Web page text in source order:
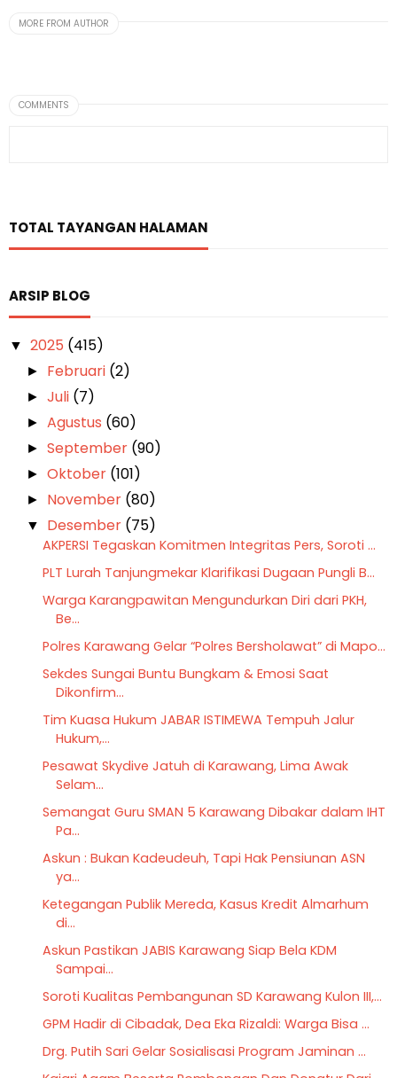
MORE FROM AUTHOR
COMMENTS
TOTAL TAYANGAN HALAMAN
ARSIP BLOG
▼ 2025 (415)
► Februari (2)
►Juli (7)
► Agustus (60)
►September (90)
►Oktober (101)
► November (80)
▼ Desember (75)
AKPERSI Tegaskan Komitmen Integritas Pers, Soroti ...
PLT Lurah Tanjungmekar Klarifikasi Dugaan Pungli B...
Warga Karangpawitan Mengundurkan Diri dari PKH,
Be...
Polres Karawang Gelar “Polres Bersholawat” di Mapo...
Sekdes Sungai Buntu Bungkam & Emosi Saat
Dikonfirm...
Tim Kuasa Hukum JABAR ISTIMEWA Tempuh Jalur
Hukum,...
Pesawat Skydive Jatuh di Karawang, Lima Awak
Selam...
Semangat Guru SMAN 5 Karawang Dibakar dalam IHT
Pa...
Askun : Bukan Kadeudeuh, Tapi Hak Pensiunan ASN
ya...
Ketegangan Publik Mereda, Kasus Kredit Almarhum
di...
Askun Pastikan JABIS Karawang Siap Bela KDM
Sampai...
Soroti Kualitas Pembangunan SD Karawang Kulon III,...
GPM Hadir di Cibadak, Dea Eka Rizaldi: Warga Bisa ...
Drg. Putih Sari Gelar Sosialisasi Program Jaminan ...